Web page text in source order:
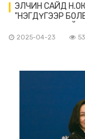
ЭЛЧИН САЙД
"НЭГДҮГЭЭР
СЕЙМИЙН
2025-04-23